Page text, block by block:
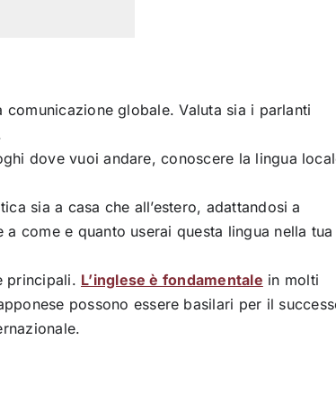
globale. Valuta sia i parlanti
dove vuoi andare, conoscere la lingua
sia a casa che all’estero, adattandosi a
come e quanto userai questa lingua nella tua
principali. L’inglese è fondamentale in molti
possono essere basilari per il